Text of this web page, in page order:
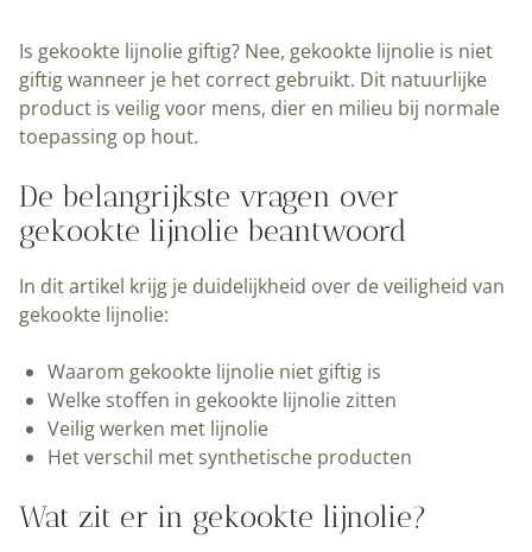
Is gekookte lijnolie giftig? Nee, gekookte lijnolie is niet
giftig wanneer je het correct gebruikt. Dit natuurlijke
product is veilig voor mens, dier en milieu bij normale
toepassing op hout.
De belangrijkste vragen over
gekookte lijnolie beantwoord
In dit artikel krijg je duidelijkheid over de veiligheid van
gekookte lijnolie:
Waarom gekookte lijnolie niet giftig is
Welke stoffen in gekookte lijnolie zitten
Veilig werken met lijnolie
Het verschil met synthetische producten
Wat zit er in gekookte lijnolie?